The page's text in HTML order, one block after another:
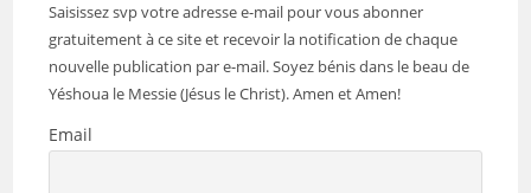
Saisissez svp votre adresse e-mail pour vous abonner
gratuitement à ce site et recevoir la notification de chaque
nouvelle publication par e-mail. Soyez bénis dans le beau de
Yéshoua le Messie (Jésus le Christ). Amen et Amen!
Email